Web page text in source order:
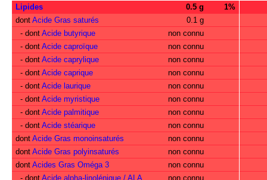
Lipides
0.5 g
1%
dont Acide Gras saturés
0.1 g
- dont Acide butyrique
non connu
- dont Acide caproïque
non connu
- dont Acide caprylique
non connu
- dont Acide caprique
non connu
- dont Acide laurique
non connu
- dont Acide myristique
non connu
- dont Acide palmitique
non connu
- dont Acide stéarique
non connu
dont Acide Gras monoinsaturés
non connu
dont Acide Gras polyinsaturés
non connu
dont Acides Gras Oméga 3
non connu
- dont Acide alpha-linolénique / ALA non connu